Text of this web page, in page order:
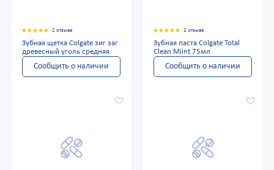
2 отзыва
Зубная щетка Colgate зиг заг
древесный уголь средняя
Сообщить о наличии
2 отзыва
Зубная паста Colgate Total
Clean Miint 75мл
Сообщить о наличии